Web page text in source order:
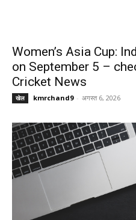
Women’s Asia Cup:
on September 5 –
Cricket News
खेल kmrchand9 - अगस्त 6, 2026